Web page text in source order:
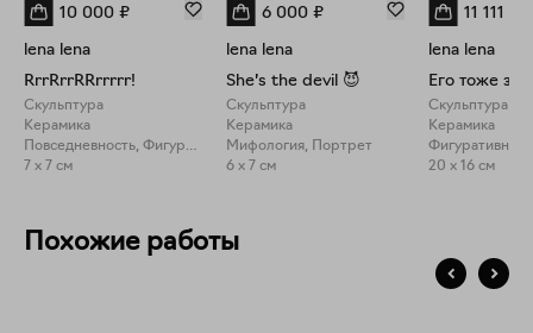
10 000 ₽
lena lena
RrrRrrRRrrrrr!
Скульптура
Керамика
Повседневность, Фигуративное искусство
7 x 7 см
6 000 ₽
lena lena
She’s the devil 😈
Скульптура
Керамика
Мифология, Портрет
6 x 7 см
11 111
lena lena
Его тоже
Скульптура
Керамика
Фигуративное
20 x 16 см
Похожие работы